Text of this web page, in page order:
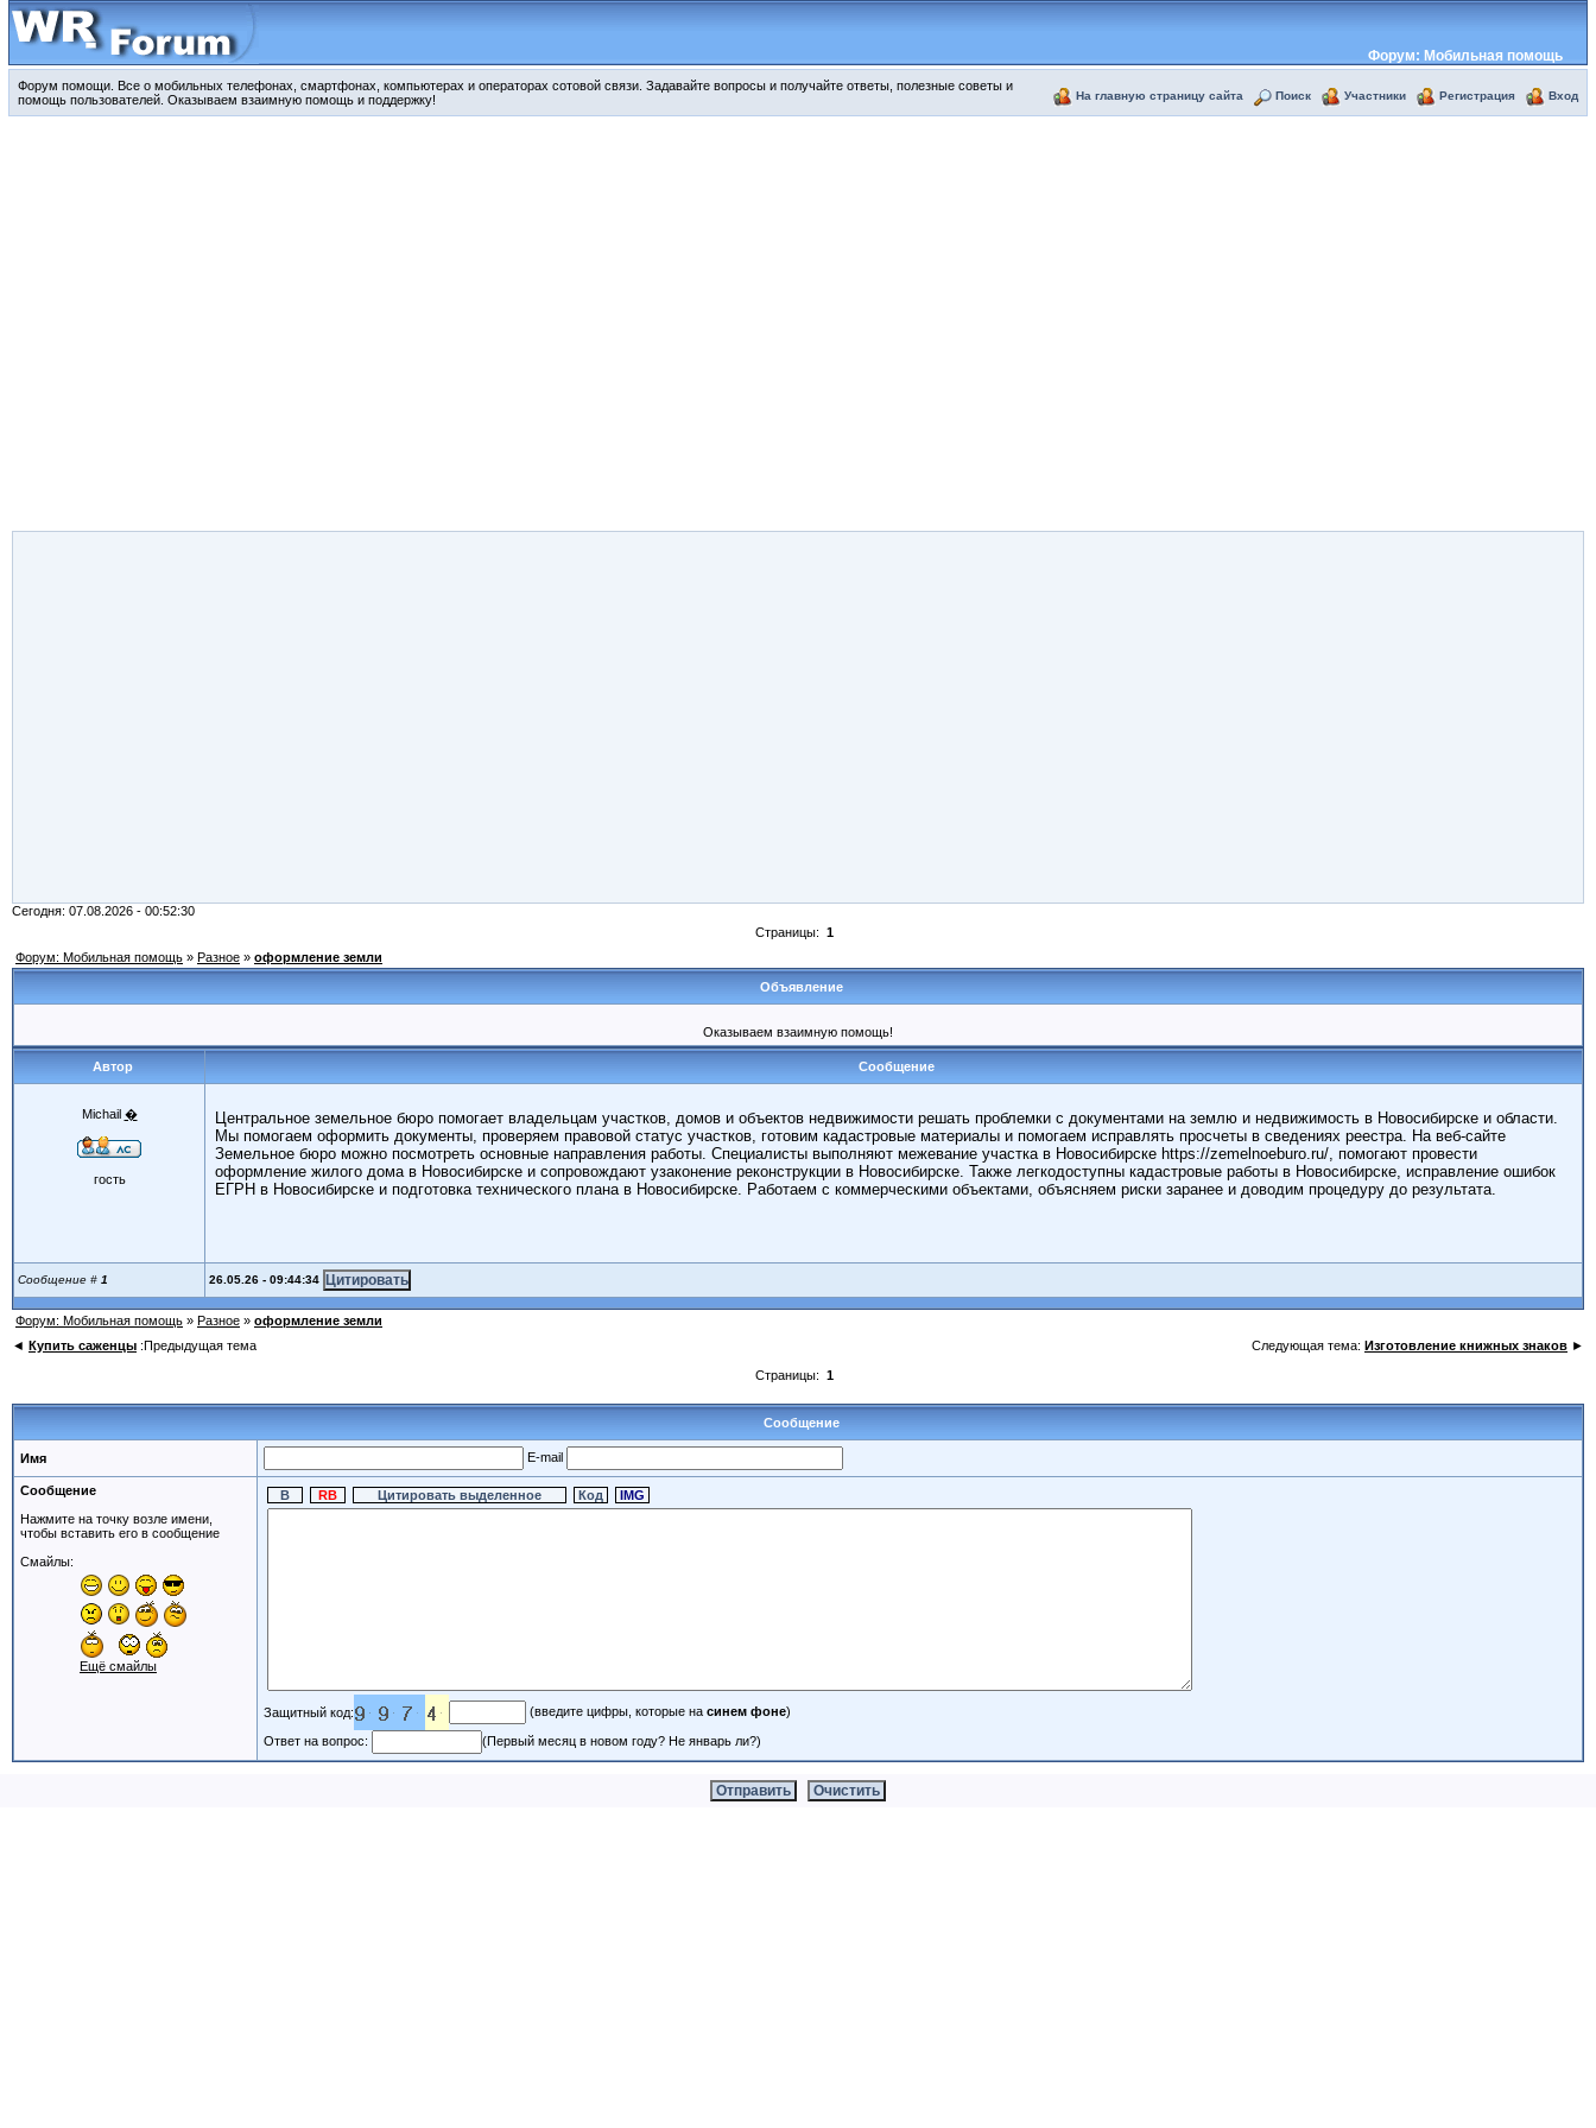
Форум: Мобильная помощь
Форум помощи. Все о мобильных телефонах, смартфонах, компьютерах и операторах сотовой связи. Задавайте вопросы и получайте ответы, полезные советы и
помощь пользователей. Оказываем взаимную помощь и поддержку!
На главную страницу сайта Поиск Участники Регистрация Вход
Сегодня: 07.08.2026 - 00:52:30
Страницы: 1
Форум: Мобильная помощь » Разное » оформление земли
Объявление
Оказываем взаимную помощь!
Автор Сообщение
Michail �
гость
Центральное земельное бюро помогает владельцам участков, домов и объектов недвижимости решать проблемки с документами на землю и недвижимость в Новосибирске и области.
Мы помогаем оформить документы, проверяем правовой статус участков, готовим кадастровые материалы и помогаем исправлять просчеты в сведениях реестра. На веб-сайте
Земельное бюро можно посмотреть основные направления работы. Специалисты выполняют межевание участка в Новосибирске https://zemelnoeburo.ru/, помогают провести
оформление жилого дома в Новосибирске и сопровождают узаконение реконструкции в Новосибирске. Также легкодоступны кадастровые работы в Новосибирске, исправление ошибок
ЕГРН в Новосибирске и подготовка технического плана в Новосибирске. Работаем с коммерческими объектами, объясняем риски заранее и доводим процедуру до результата.
Сообщение # 1 26.05.26 - 09:44:34
Форум: Мобильная помощь » Разное » оформление земли
◄ Купить саженцы :Предыдущая тема Следующая тема: Изготовление книжных знаков ►
Страницы: 1
Сообщение
Имя E-mail
Сообщение
Нажмите на точку возле имени,
чтобы вставить его в сообщение
Смайлы:
Ещё смайлы
Защитный код: (введите цифры, которые на синем фоне)
Ответ на вопрос: (Первый месяц в новом году? Не январь ли?)